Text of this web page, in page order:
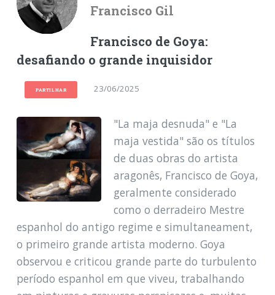
Francisco Gil
Francisco de Goya:
desafiando o grande inquisidor
PARTILHAR 23/06/2025
"La maja desnuda" e "La
maja vestida" são os títulos
de duas obras do artista
aragonês, Francisco de Goya,
geralmente considerado
como o derradeiro Mestre
espanhol do antigo regime e simultaneament,
o primeiro grande artista moderno. Goya
observou e criticou grande parte do turbulento
período espanhol em que viveu, trabalhando